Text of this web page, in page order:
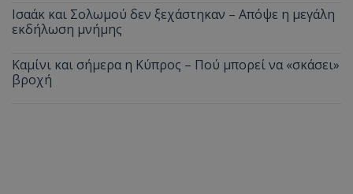
Ισαάκ και Σολωμού δεν ξεχάστηκαν – Απόψε η μεγάλη
εκδήλωση μνήμης
Καμίνι και σήμερα η Κύπρος – Πού μπορεί να «σκάσει»
βροχή